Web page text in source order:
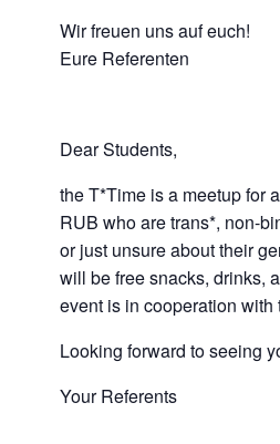
Wir freuen uns auf euch!
Eure Referenten
Dear Students,
the T*Time is a meetup for
RUB who are trans*, non-
or just unsure about their
will be free snacks, drinks,
event is in cooperation with
Looking forward to seeing
Your Referents